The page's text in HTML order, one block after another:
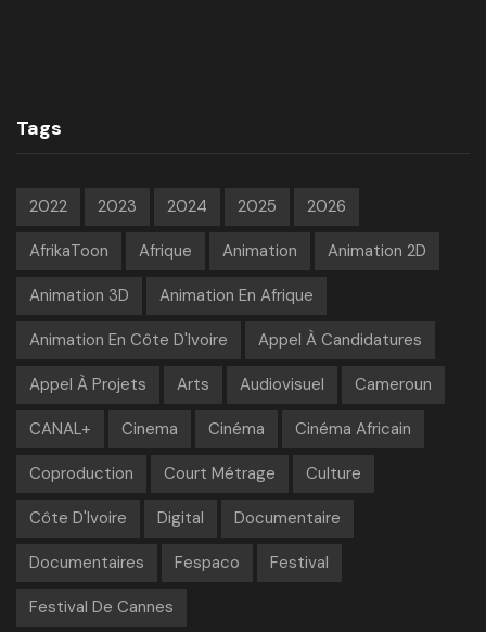
Tags
2022 2023 2024 2025 2026
AfrikaToon Afrique Animation Animation 2D
Animation 3D Animation En Afrique
Animation En Côte D'Ivoire Appel À Candidatures
Appel À Projets Arts Audiovisuel Cameroun
CANAL+ Cinema Cinéma Cinéma Africain
Coproduction Court Métrage Culture
Côte D'Ivoire Digital Documentaire
Documentaires Fespaco Festival
Festival De Cannes